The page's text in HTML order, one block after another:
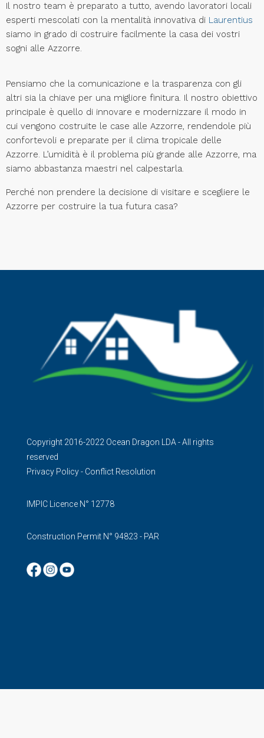
Il nostro team è preparato a tutto, avendo lavoratori locali
esperti mescolati con la mentalità innovativa di Laurentius
siamo in grado di costruire facilmente la casa dei vostri
sogni alle Azzorre.
Pensiamo che la comunicazione e la trasparenza con gli
altri sia la chiave per una migliore finitura. Il nostro obiettivo
principale è quello di innovare e modernizzare il modo in
cui vengono costruite le case alle Azzorre, rendendole più
confortevoli e preparate per il clima tropicale delle
Azzorre. L’umidità è il problema più grande alle Azzorre, ma
siamo abbastanza maestri nel calpestarla.
Perché non prendere la decisione di visitare e scegliere le
Azzorre per costruire la tua futura casa?
Copyright 2016-2022 Ocean Dragon LDA - All rights
reserved
Privacy Policy- Conflict Resolution
IMPIC Licence N° 12778
Construction Permit N° 94823 - PAR